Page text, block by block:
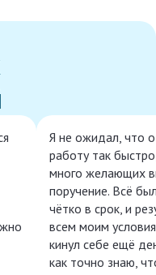
Я не ожидал, что
работу так
много желающих
поручение. Всё
чётко в срок, и
всем моим
кинул себе ещё
как точно знаю,